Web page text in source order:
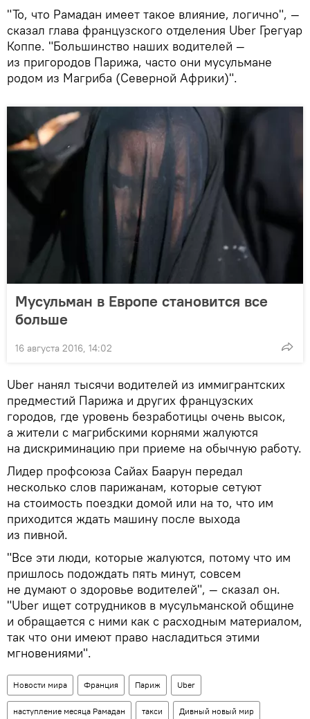
"То, что Рамадан имеет такое влияние, логично", —
сказал глава французского отделения Uber Грегуар
Коппе. "Большинство наших водителей —
из пригородов Парижа, часто они мусульмане
родом из Магриба (Северной Африки)".
Мусульман в Европе становится все
больше
16 августа 2016, 14:02
Uber нанял тысячи водителей из иммигрантских
предместий Парижа и других французских
городов, где уровень безработицы очень высок,
а жители с магрибскими корнями жалуются
на дискриминацию при приеме на обычную работу.
Лидер профсоюза Сайах Баарун передал
несколько слов парижанам, которые сетуют
на стоимость поездки домой или на то, что им
приходится ждать машину после выхода
из пивной.
"Все эти люди, которые жалуются, потому что им
пришлось подождать пять минут, совсем
не думают о здоровье водителей", — сказал он.
"Uber ищет сотрудников в мусульманской общине
и обращается с ними как с расходным материалом,
так что они имеют право насладиться этими
мгновениями".
Новости мира Франция Париж Uber
наступление месяца Рамадан такси Дивный новый мир